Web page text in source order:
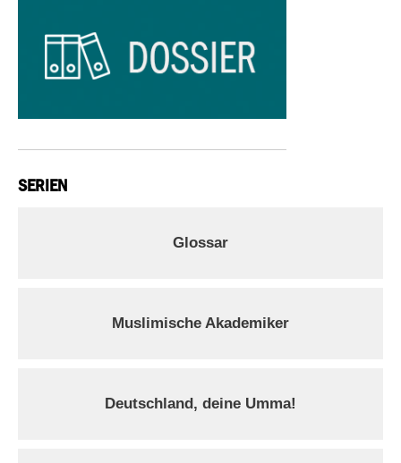
SERIEN
Glossar
Muslimische Akademiker
Deutschland, deine Umma!